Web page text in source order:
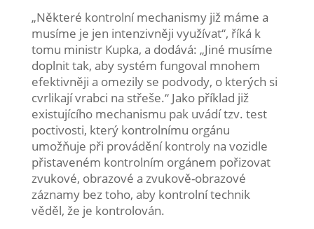
„Některé kontrolní mechanismy již máme a
musíme je jen intenzivněji využívat“, říká k
tomu ministr Kupka, a dodává: „Jiné musíme
doplnit tak, aby systém fungoval mnohem
efektivněji a omezily se podvody, o kterých si
cvrlikají vrabci na střeše.“ Jako příklad již
existujícího mechanismu pak uvádí tzv. test
poctivosti, který kontrolnímu orgánu
umožňuje při provádění kontroly na vozidle
přistaveném kontrolním orgánem pořizovat
zvukové, obrazové a zvukově-obrazové
záznamy bez toho, aby kontrolní technik
věděl, že je kontrolován.